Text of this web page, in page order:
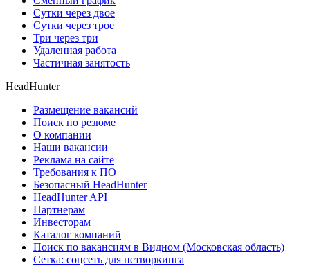
Сутки через двое
Сутки через трое
Три через три
Удаленная работа
Частичная занятость
HeadHunter
Размещение вакансий
Поиск по резюме
О компании
Наши вакансии
Реклама на сайте
Требования к ПО
Безопасный HeadHunter
HeadHunter API
Партнерам
Инвесторам
Каталог компаний
Поиск по вакансиям в Видном (Московская область)
Сетка: соцсеть для нетворкинга